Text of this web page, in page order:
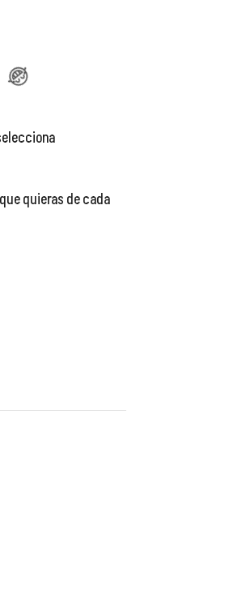
quieras de cada